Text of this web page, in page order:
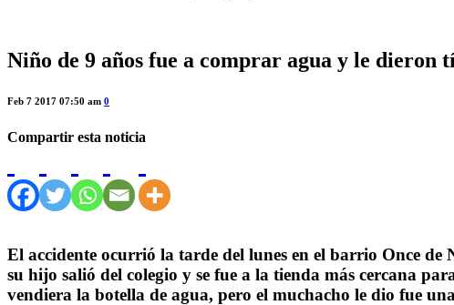
Niño de 9 años fue a comprar agua y le dieron
Feb 7 2017 07:50 am 0
Compartir esta noticia
El accidente ocurrió la tarde del lunes en el barrio Once
su hijo salió del colegio y se fue a la tienda más cercana
vendiera la botella de agua, pero el muchacho le dio fue